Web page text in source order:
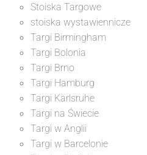
Stoiska Targowe
stoiska wystawiennicze
Targi Birmingham
Targi Bolonia
Targi Brno
Targi Hamburg
Targi Karlsruhe
Targi na Świecie
Targi w Anglii
Targi w Barcelonie